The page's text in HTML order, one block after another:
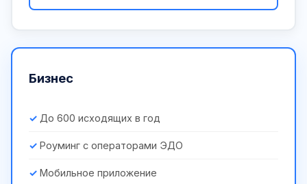
Бизнес
До 600 исходящих в год
Роуминг с операторами ЭДО
Мобильное приложение